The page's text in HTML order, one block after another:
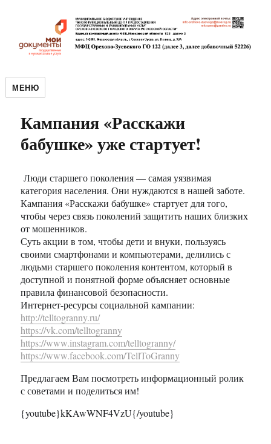
МЕНЮ
Кампания «Расскажи
бабушке» уже стартует!
Люди старшего поколения — самая уязвимая
категория населения. Они нуждаются в нашей заботе.
Кампания «Расскажи бабушке» стартует для того,
чтобы через связь поколений защитить наших близких
от мошенников.
Суть акции в том, чтобы дети и внуки, пользуясь
своими смартфонами и компьютерами, делились с
людьми старшего поколения контентом, который в
доступной и понятной форме объясняет основные
правила финансовой безопасности.
Интернет-ресурсы социальной кампании:
http://telltogranny.ru/
https://vk.com/telltogranny
https://www.instagram.com/telltogranny/
https://www.facebook.com/TellToGranny
Предлагаем Вам посмотреть информационный ролик
с советами и поделиться им!
{youtube}kKAwWNF4VzU{/youtube}